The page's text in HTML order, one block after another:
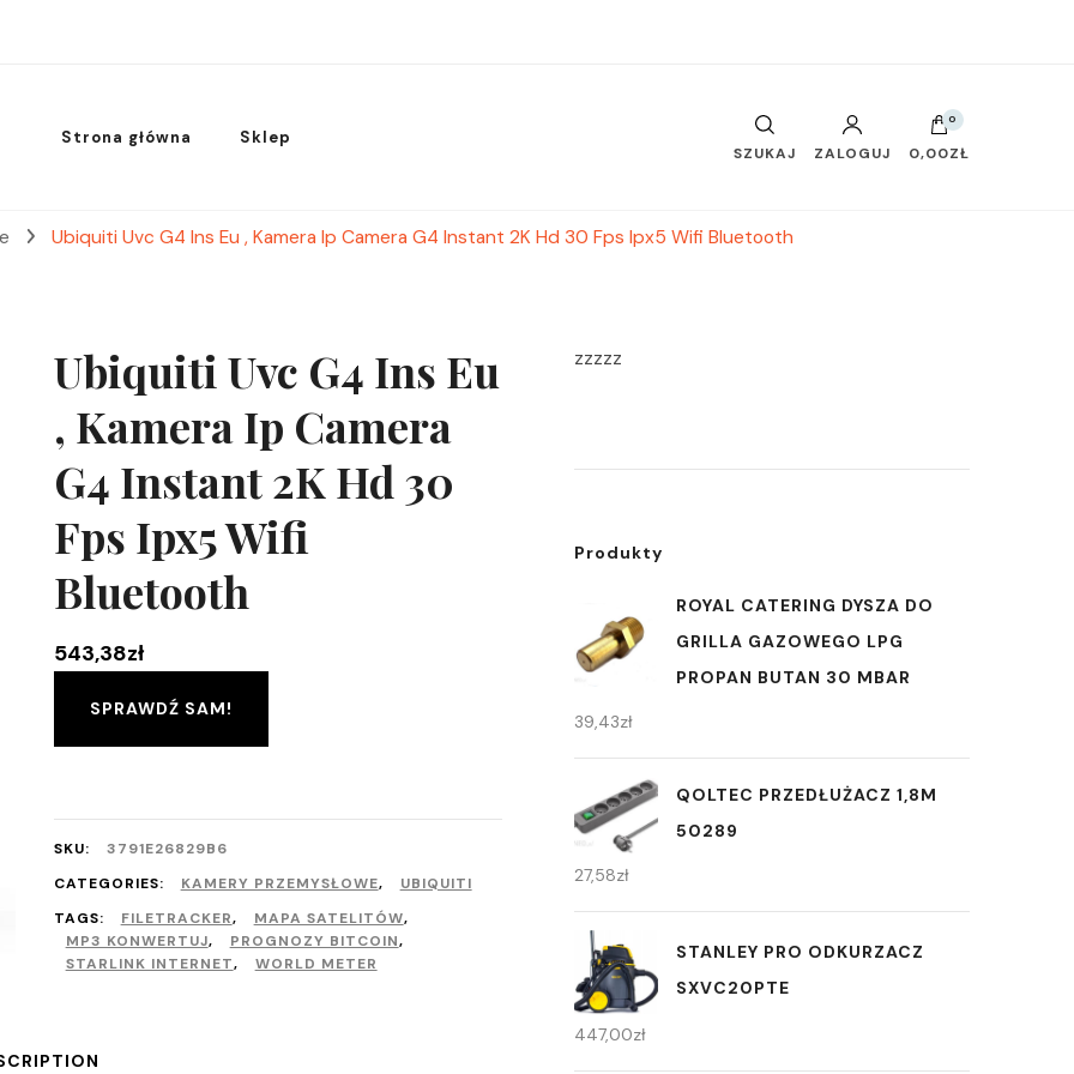
Strona główna Sklep
SZUKAJ ZALOGUJ
0
0,00ZŁ
Ubiquiti Uvc G4 Ins Eu , Kamera Ip Camera G4 Instant 2K Hd 30 Fps Ipx5 Wifi Bluetooth
Ubiquiti Uvc G4 Ins Eu
, Kamera Ip Camera
G4 Instant 2K Hd 30
Fps Ipx5 Wifi
Bluetooth
543,38zł
SPRAWDŹ SAM!
SKU:
3791E26829B6
CATEGORIES:
KAMERY PRZEMYSŁOWE,
UBIQUITI
TAGS:
FILETRACKER, MAPA SATELITÓW,
MP3 KONWERTUJ, PROGNOZY BITCOIN,
STARLINK INTERNET, WORLD METER
zzzzz
Produkty
ROYAL CATERING DYSZA DO
GRILLA GAZOWEGO LPG
PROPAN BUTAN 30 MBAR
39,43zł
QOLTEC PRZEDŁUŻACZ 1,8M
50289
27,58zł
STANLEY PRO ODKURZACZ
SXVC20PTE
447,00zł